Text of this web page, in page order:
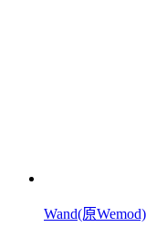
Wand(原